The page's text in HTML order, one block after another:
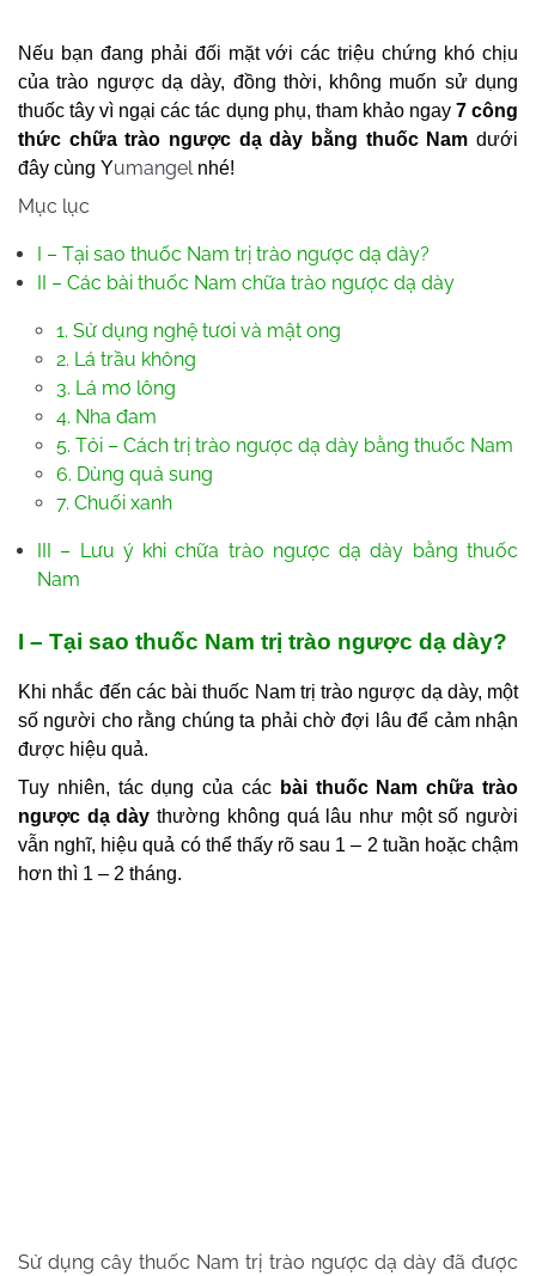
Nếu bạn đang phải đối mặt với các triệu chứng khó chịu
của trào ngược dạ dày, đồng thời, không muốn sử dụng
thuốc tây vì ngại các tác dụng phụ, tham khảo ngay 7 công
thức chữa trào ngược dạ dày bằng thuốc Nam dưới
đây cùng Yumangel nhé!
Mục lục
I – Tại sao thuốc Nam trị trào ngược dạ dày?
II – Các bài thuốc Nam chữa trào ngược dạ dày
1. Sử dụng nghệ tươi và mật ong
2. Lá trầu không
3. Lá mơ lông
4. Nha đam
5. Tỏi – Cách trị trào ngược dạ dày bằng thuốc Nam
6. Dùng quả sung
7. Chuối xanh
III – Lưu ý khi chữa trào ngược dạ dày bằng thuốc
Nam
I – Tại sao thuốc Nam trị trào ngược dạ dày?
Khi nhắc đến các bài thuốc Nam trị trào ngược dạ dày, một
số người cho rằng chúng ta phải chờ đợi lâu để cảm nhận
được hiệu quả.
Tuy nhiên, tác dụng của các bài thuốc Nam chữa trào
ngược dạ dàythường không quá lâu như một số người
vẫn nghĩ, hiệu quả có thể thấy rõ sau 1 – 2 tuần hoặc chậm
hơn thì 1 – 2 tháng.
Sử dụng cây thuốc Nam trị trào ngược dạ dày đã được